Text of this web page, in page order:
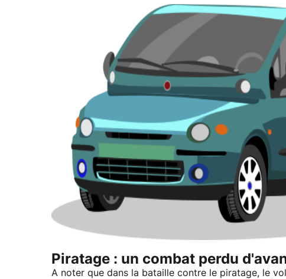
Piratage : un combat perdu
A noter que dans la bataille contre le piratage, le